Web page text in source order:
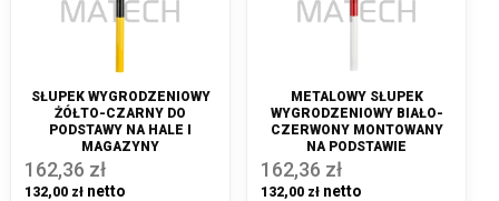
SŁUPEK WYGRODZENIOWY
ŻÓŁTO-CZARNY DO
PODSTAWY NA HALE I
MAGAZYNY
162,36 zł
132,00 zł
METALOWY SŁUPEK
WYGRODZENIOWY BIAŁO-
CZERWONY MONTOWANY
NA PODSTAWIE
162,36 zł
132,00 zł